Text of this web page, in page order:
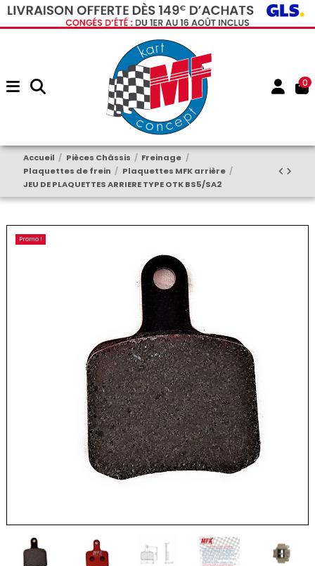
0
Accueil Pièces Châssis
Freinage
Plaquettes de frein
Plaquettes MFK arrière
JEU DE PLAQUETTES ARRIERE TYPE OTK BS5/SA2
Promo !